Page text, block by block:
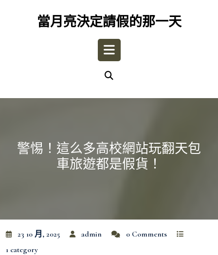
當月亮決定請假的那一天
Open
警惕！這么多高校網站玩翻天包
車旅遊都是假貨！
23 10 月, 2025 admin
0 Comments
1 category